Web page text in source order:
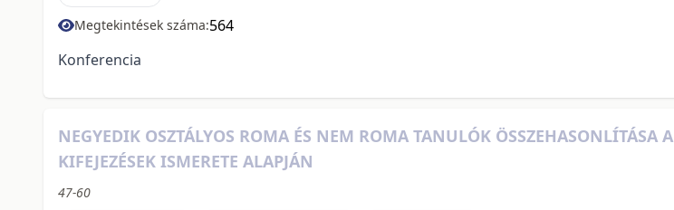
Megtekintések száma:564
Konferencia
NEGYEDIK OSZTÁLYOS ROMA ÉS NEM ROMA TANULÓK ÖSSZEHASONLÍTÁSA
KIFEJEZÉSEK ISMERETE ALAPJÁN
47-60